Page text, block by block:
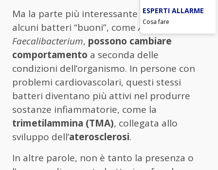
Ma la parte più interessante è che anche
alcuni batteri “buoni”, comeAkkermansia
Faecalibacterium, possono cambiare
comportamento a seconda delle
condizioni dell’organismo. In persone con
problemi cardiovascolari, questi stessi
batteri diventano più attivi nel produrre
sostanze infiammatorie, come la
trimetilammina (TMA), collegata allo
sviluppo dell’aterosclerosi.
In altre parole, non è tanto la presenza o
ESPERTI ALLARME
Cosa fare